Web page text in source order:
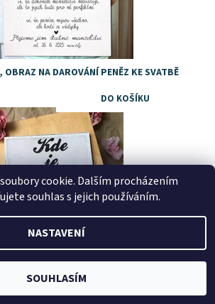
OBRAZ NA DAROVÁNÍ PENĚZ KE SVATBĚ
tip, jak vtipně darovat peníze ke svatbě
cookie. Dalším procházením
souhlas s jejich používáním.
NASTAVENÍ
SOUHLASÍM